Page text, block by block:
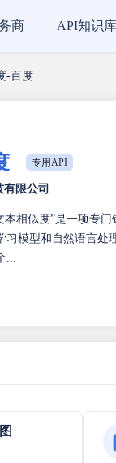
商 API知识库
-百度
专用API
限公司
本相似度”是一项专
习模型和自然语言
...